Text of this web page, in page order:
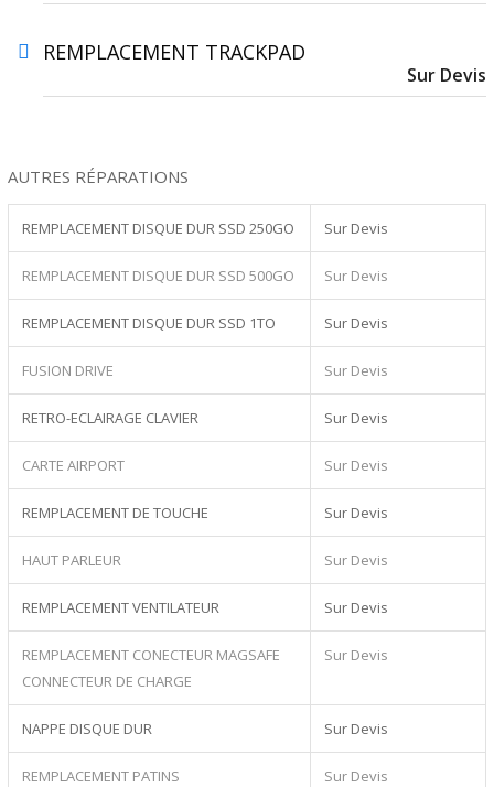
REMPLACEMENT TRACKPAD
Sur Devis
AUTRES RÉPARATIONS
REMPLACEMENT DISQUE DUR SSD 250GO Sur Devis
REMPLACEMENT DISQUE DUR SSD 500GO Sur Devis
REMPLACEMENT DISQUE DUR SSD 1TO Sur Devis
FUSION DRIVE Sur Devis
RETRO-ECLAIRAGE CLAVIER Sur Devis
CARTE AIRPORT Sur Devis
REMPLACEMENT DE TOUCHE Sur Devis
HAUT PARLEUR Sur Devis
REMPLACEMENT VENTILATEUR Sur Devis
REMPLACEMENT CONECTEUR MAGSAFE
CONNECTEUR DE CHARGE
Sur Devis
NAPPE DISQUE DUR Sur Devis
REMPLACEMENT PATINS Sur Devis